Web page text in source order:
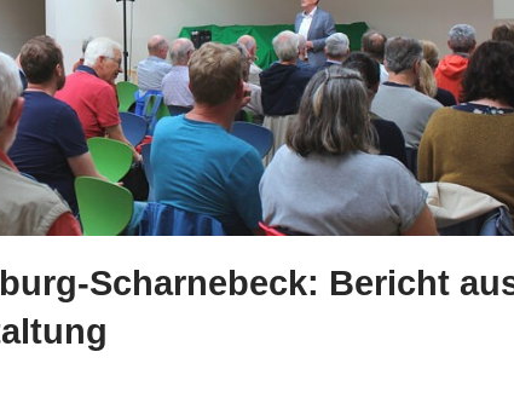
Scharnebeck: Bericht